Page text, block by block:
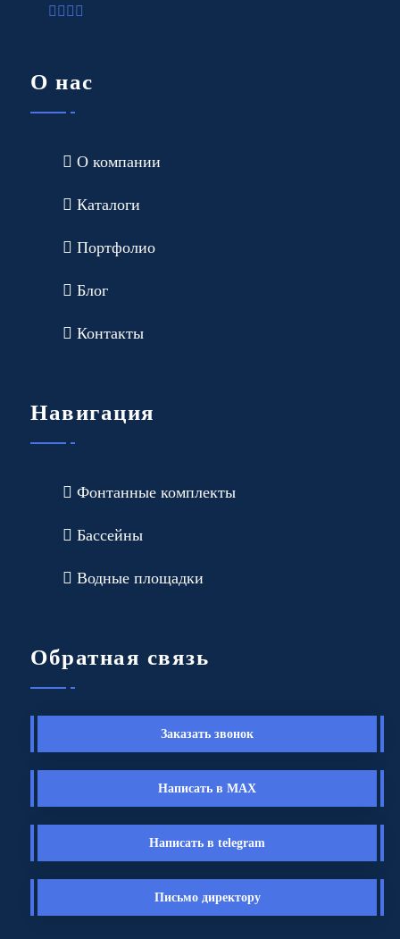
О нас
О компании
Каталоги
Портфолио
Блог
Контакты
Навигация
Фонтанные комплекты
Бассейны
Водные площадки
Обратная связь
Заказать звонок
Написать в MAX
Написать в telegram
Письмо директору